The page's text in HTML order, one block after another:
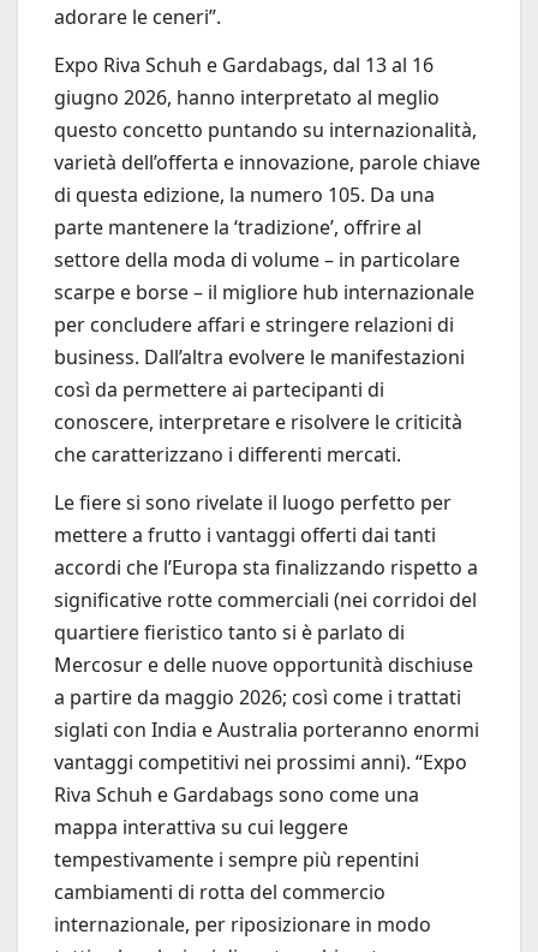
adorare le ceneri”.
Expo Riva Schuh e Gardabags, dal 13 al 16
giugno 2026, hanno interpretato al meglio
questo concetto puntando su internazionalità,
varietà dell’offerta e innovazione, parole chiave
di questa edizione, la numero 105. Da una
parte mantenere la ‘tradizione’, offrire al
settore della moda di volume – in particolare
scarpe e borse – il migliore hub internazionale
per concludere affari e stringere relazioni di
business. Dall’altra evolvere le manifestazioni
così da permettere ai partecipanti di
conoscere, interpretare e risolvere le criticità
che caratterizzano i differenti mercati.
Le fiere si sono rivelate il luogo perfetto per
mettere a frutto i vantaggi offerti dai tanti
accordi che l’Europa sta finalizzando rispetto a
significative rotte commerciali (nei corridoi del
quartiere fieristico tanto si è parlato di
Mercosur e delle nuove opportunità dischiuse
a partire da maggio 2026; così come i trattati
siglati con India e Australia porteranno enormi
vantaggi competitivi nei prossimi anni). “Expo
Riva Schuh e Gardabags sono come una
mappa interattiva su cui leggere
tempestivamente i sempre più repentini
cambiamenti di rotta del commercio
internazionale, per riposizionare in modo